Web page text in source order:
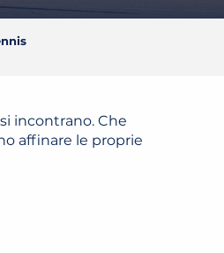
incontrano. Che
affinare le proprie